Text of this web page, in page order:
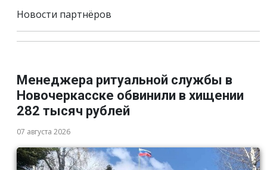
Новости партнёров
Менеджера ритуальной службы в
Новочеркасске обвинили в хищении
282 тысяч рублей
07 августа 2026